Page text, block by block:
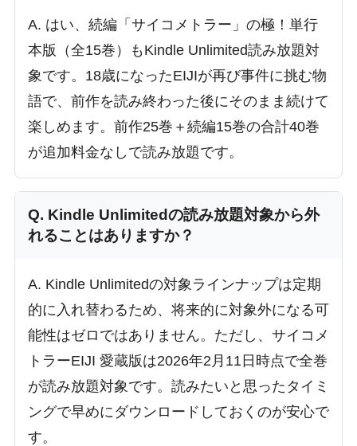
A. はい、続編「サイコメトラー」の極！単行
本版（全15巻）もKindle Unlimited読み放題対
象です。18歳になったEIJIが再び事件に挑む物
語で、前作を読み終わった後にそのまま続けて
楽しめます。前作25巻＋続編15巻の合計40巻
が追加料金なしで読み放題です。
Q. Kindle Unlimitedの読み放題対象から外
れることはありますか？
A. Kindle Unlimitedの対象ラインナップは定期
的に入れ替わるため、将来的に対象外になる可
能性はゼロではありません。ただし、サイコメ
トラーEIJI 愛蔵版は2026年2月11日時点で全巻
が読み放題対象です。読みたいと思ったタイミ
ングで早めにダウンロードしておくのが安心で
す。